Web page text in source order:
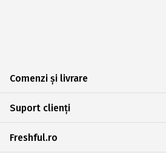
Comenzi și livrare
Suport clienți
Freshful.ro